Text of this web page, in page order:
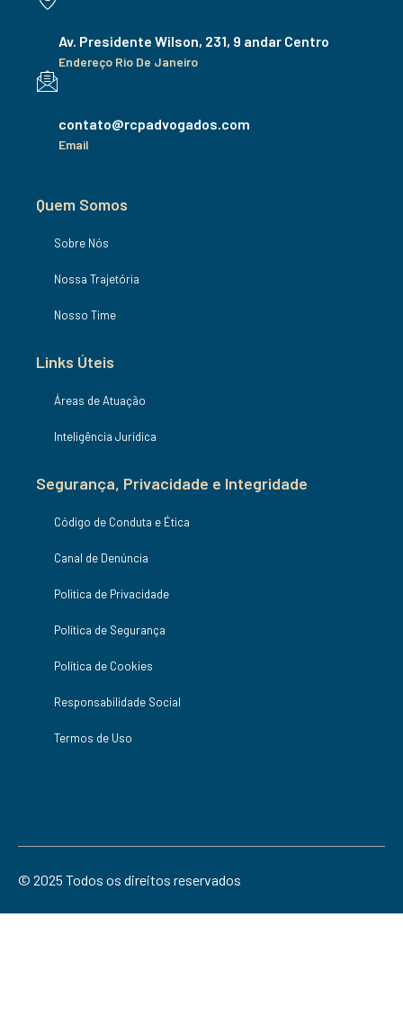
Av. Presidente Wilson, 231, 9 andar Centro
Endereço Rio De Janeiro
contato@rcpadvogados.com
Email
Quem Somos
Sobre Nós
Nossa Trajetória
Nosso Time
Links Úteis
Áreas de Atuação
Inteligência Jurídica
Segurança, Privacidade e Integridade
Código de Conduta e Ética
Canal de Denúncia
Politica de Privacidade
Política de Segurança
Política de Cookies
Responsabilidade Social
Termos de Uso
© 2025 Todos os direitos reservados